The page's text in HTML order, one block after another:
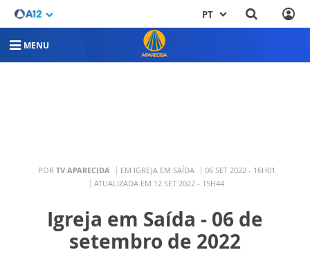
PT
MENU
POR TV APARECIDA EM IGREJA EM SAÍDA
06 SET 2022 - 16H01
ATUALIZADA EM 12 SET 2022 - 15H44
Igreja em Saída - 06 de
setembro de 2022